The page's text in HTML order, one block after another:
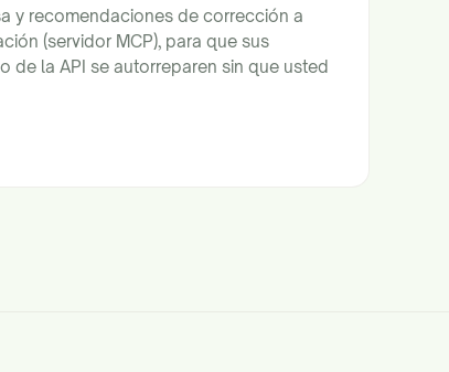
y recomendaciones de corrección a
(servidor MCP), para que sus
de la API se autorreparen sin que usted